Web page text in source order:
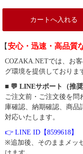
カートへ入れる
【安心・迅速・高品質
COZAKA.NETでは、お
グ環境を提供しておりま
■ 💬 LINEサポート（推奨
ご注文前・ご注文後を
庫確認、納期確認、商品
対応いたします。
👉 LINE ID【8599618】
※追加後、そのままメッ